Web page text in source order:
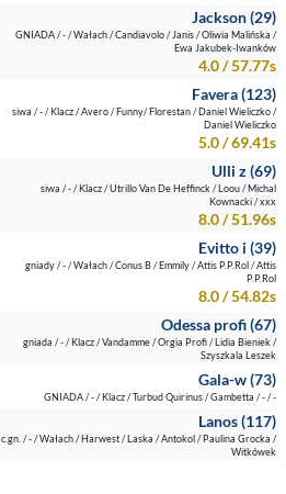
Jackson (29)
GNIADA / - / Wałach / Candiavolo / Janis / Oliwia Malińska /
Ewa Jakubek-Iwanków
4.0 / 57.77s
Favera (123)
siwa / - / Klacz / Avero / Funny/ Florestan / Daniel Wieliczko /
Daniel Wieliczko
5.0 / 69.41s
Ulli z (69)
siwa / - / Klacz / Utrillo Van De Heffinck / Loou / Michal
Kownacki / xxx
8.0 / 51.96s
Evitto i (39)
gniady / - / Wałach / Conus B / Emmily / Attis P.P.Rol / Attis
P.P.Rol
8.0 / 54.82s
Odessa profi (67)
gniada / - / Klacz / Vandamme / Orgia Profi / Lidia Bieniek /
Szyszkala Leszek
Gala-w (73)
GNIADA / - / Klacz / Turbud Quirinus / Gambetta / - / -
Lanos (117)
c.gn. / - / Wałach / Harwest / Laska / Antokol / Paulina Grocka /
Witkówek